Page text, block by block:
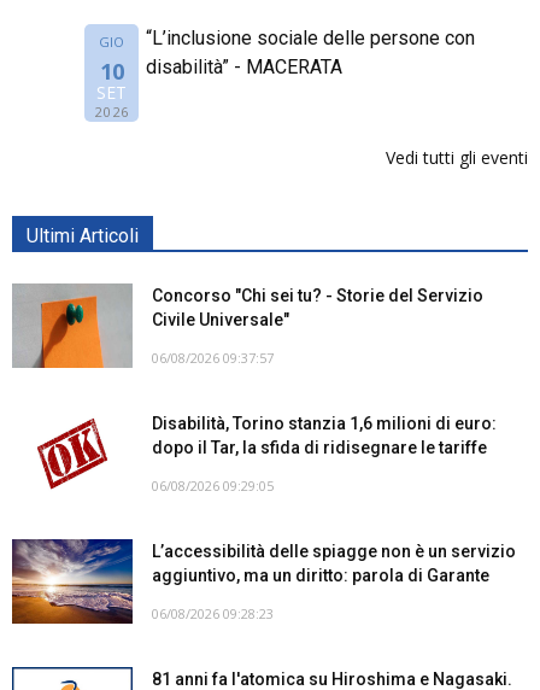
GIO
10
SET
2026
“L’inclusione sociale delle persone con
disabilità” - MACERATA
Vedi tutti gli eventi
Ultimi Articoli
Concorso "Chi sei tu? - Storie del Servizio
Civile Universale"
06/08/2026 09:37:57
Disabilità, Torino stanzia 1,6 milioni di euro:
dopo il Tar, la sfida di ridisegnare le tariffe
06/08/2026 09:29:05
L’accessibilità delle spiagge non è un servizio
aggiuntivo, ma un diritto: parola di Garante
06/08/2026 09:28:23
81 anni fa l'atomica su Hiroshima e Nagasaki.